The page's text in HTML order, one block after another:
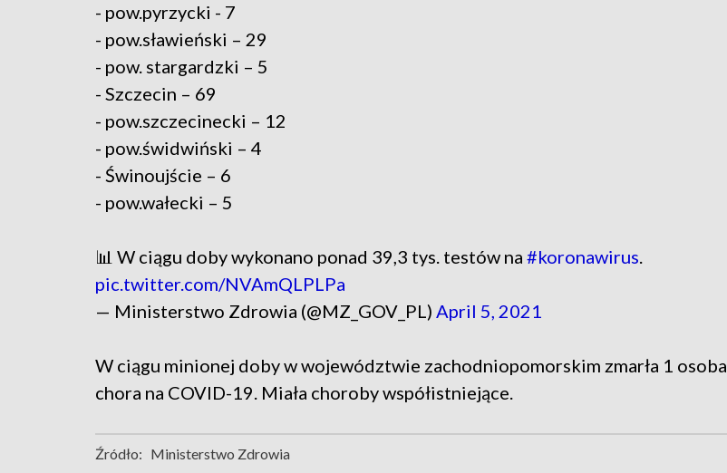
- pow.pyrzycki - 7
- pow.sławieński – 29
- pow. stargardzki – 5
- Szczecin – 69
- pow.szczecinecki – 12
- pow.świdwiński – 4
- Świnoujście – 6
- pow.wałecki – 5
📊 W ciągu doby wykonano ponad 39,3 tys. testów na #koronawirus.
pic.twitter.com/NVAmQLPLPa
— Ministerstwo Zdrowia (@MZ_GOV_PL) April 5, 2021
W ciągu minionej doby w województwie zachodniopomorskim zmarła 1 osoba
chora na COVID-19. Miała choroby współistniejące.
Źródło: Ministerstwo Zdrowia